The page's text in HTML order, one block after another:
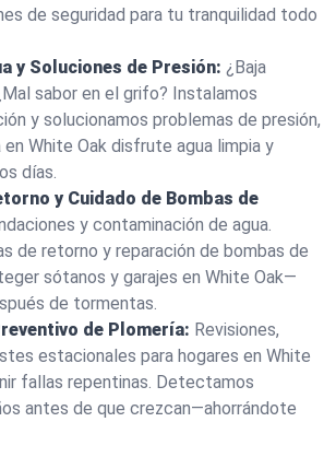
de seguridad para tu tranquilidad todo
y Soluciones de Presión: ¿Baja
sabor en el grifo? Instalamos
y solucionamos problemas de presión,
White Oak disfrute agua limpia y
días.
y Cuidado de Bombas de
y contaminación de agua.
de retorno y reparación de bombas de
sótanos y garajes en White Oak—
de tormentas.
de Plomería: Revisiones,
estacionales para hogares en White
fallas repentinas. Detectamos
antes de que crezcan—ahorrándote